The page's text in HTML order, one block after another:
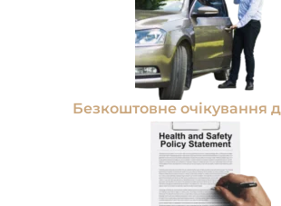
Безкоштовне очікування